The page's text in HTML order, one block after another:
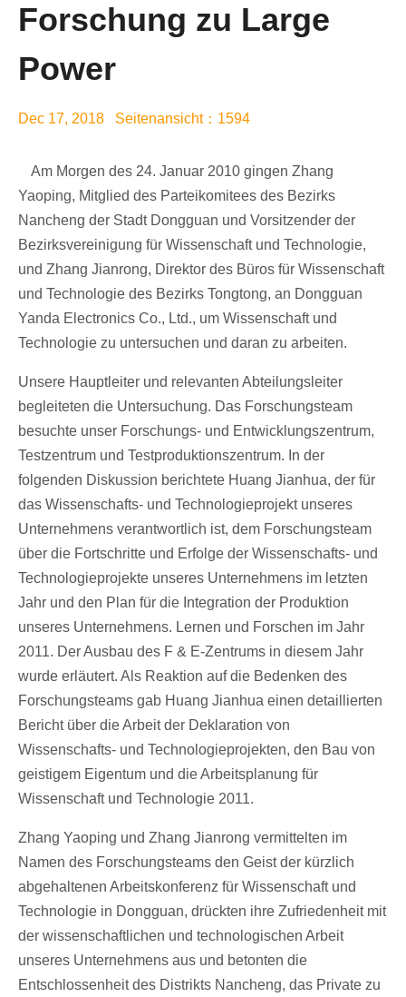
Forschung zu Large
Power
Dec 17, 2018 Seitenansicht：1594
Am Morgen des 24. Januar 2010 gingen Zhang
Yaoping, Mitglied des Parteikomitees des Bezirks
Nancheng der Stadt Dongguan und Vorsitzender der
Bezirksvereinigung für Wissenschaft und Technologie,
und Zhang Jianrong, Direktor des Büros für Wissenschaft
und Technologie des Bezirks Tongtong, an Dongguan
Yanda Electronics Co., Ltd., um Wissenschaft und
Technologie zu untersuchen und daran zu arbeiten.
Unsere Hauptleiter und relevanten Abteilungsleiter
begleiteten die Untersuchung. Das Forschungsteam
besuchte unser Forschungs- und Entwicklungszentrum,
Testzentrum und Testproduktionszentrum. In der
folgenden Diskussion berichtete Huang Jianhua, der für
das Wissenschafts- und Technologieprojekt unseres
Unternehmens verantwortlich ist, dem Forschungsteam
über die Fortschritte und Erfolge der Wissenschafts- und
Technologieprojekte unseres Unternehmens im letzten
Jahr und den Plan für die Integration der Produktion
unseres Unternehmens. Lernen und Forschen im Jahr
2011. Der Ausbau des F & E-Zentrums in diesem Jahr
wurde erläutert. Als Reaktion auf die Bedenken des
Forschungsteams gab Huang Jianhua einen detaillierten
Bericht über die Arbeit der Deklaration von
Wissenschafts- und Technologieprojekten, den Bau von
geistigem Eigentum und die Arbeitsplanung für
Wissenschaft und Technologie 2011.
Zhang Yaoping und Zhang Jianrong vermittelten im
Namen des Forschungsteams den Geist der kürzlich
abgehaltenen Arbeitskonferenz für Wissenschaft und
Technologie in Dongguan, drückten ihre Zufriedenheit mit
der wissenschaftlichen und technologischen Arbeit
unseres Unternehmens aus und betonten die
Entschlossenheit des Distrikts Nancheng, das Private zu